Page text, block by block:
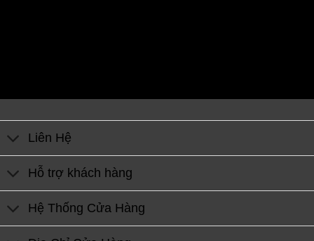
Liên Hệ
Hỗ trợ khách hàng
Hệ Thống Cửa Hàng